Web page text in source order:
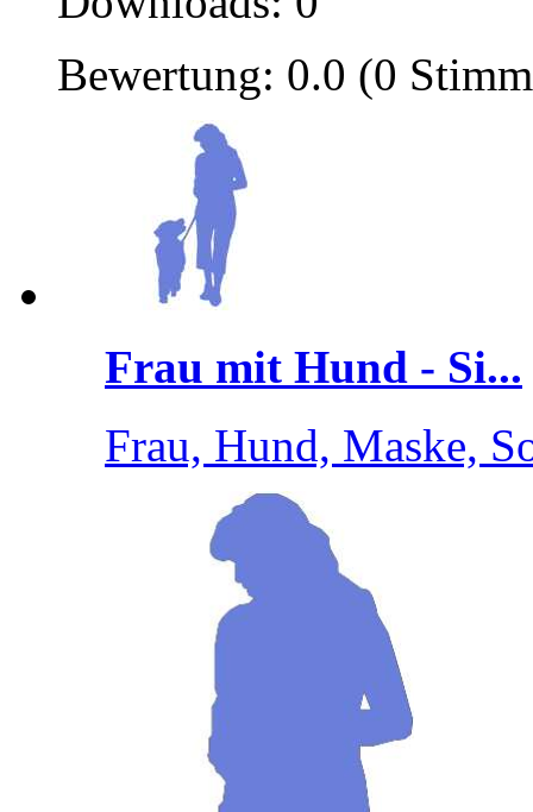
Bewertung: 0.0 (0
Frau mit Hund - Si...
Frau, Hund, Maske,